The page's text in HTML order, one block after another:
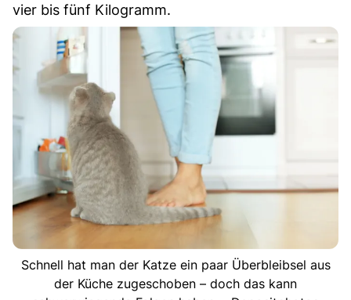
vier bis fünf Kilogramm.
Schnell hat man der Katze ein paar Überbleibsel aus
der Küche zugeschoben – doch das kann